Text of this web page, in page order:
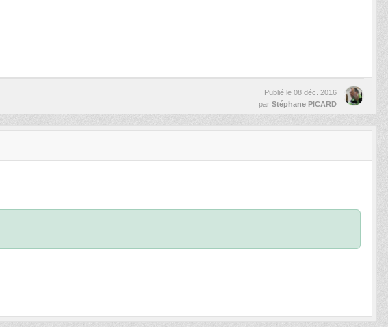
Publié le 08 déc. 2016
par Stéphane PICARD